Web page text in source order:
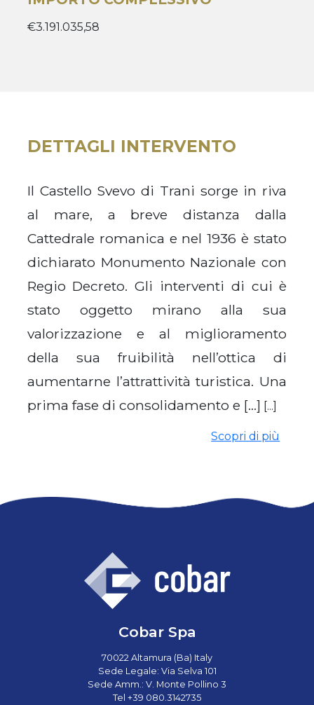
€3.191.035,58
DETTAGLI INTERVENTO
Il Castello Svevo di Trani sorge in riva
al mare, a breve distanza dalla
Cattedrale romanica e nel 1936 è stato
dichiarato Monumento Nazionale con
Regio Decreto. Gli interventi di cui è
stato oggetto mirano alla sua
valorizzazione e al miglioramento
della sua fruibilità nell’ottica di
aumentarne l’attrattività turistica. Una
prima fase di consolidamento e […] [...]
Scopri di più
Cobar Spa
70022 Altamura (Ba) Italy
Sede Legale: Via Selva 101
Sede Amm.: V. Monte Pollino 3
Tel +39 080.3142735